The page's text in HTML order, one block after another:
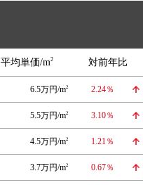
平均単価/m2 対前年比
6.5万円/m2 2.24％
5.5万円/m2 3.10％
4.5万円/m2 1.21％
3.7万円/m2 0.67％